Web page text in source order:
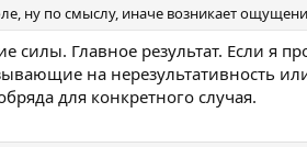
ну по смыслу, иначе возникает
Главное результат. Если я
на нерезультативность
для конкретного случая.